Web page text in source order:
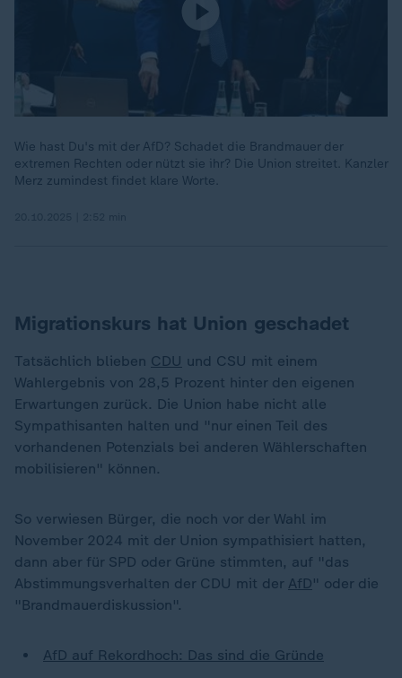
Wie hast Du's mit der AfD? Schadet die Brandmauer der
extremen Rechten oder nützt sie ihr? Die Union streitet. Kanzler
Merz zumindest findet klare Worte.
Migrationskurs hat Union geschadet
Tatsächlich blieben CDU und CSU mit einem
Wahlergebnis von 28,5 Prozent hinter den eigenen
Erwartungen zurück. Die Union habe nicht alle
Sympathisanten halten und "nur einen Teil des
vorhandenen Potenzials bei anderen Wählerschaften
mobilisieren" können.
So verwiesen Bürger, die noch vor der Wahl im
November 2024 mit der Union sympathisiert hatten,
dann aber für SPD oder Grüne stimmten, auf "das
Abstimmungsverhalten der CDU mit der AfD" oder die
"Brandmauerdiskussion".
AfD auf Rekordhoch: Das sind die Gründe